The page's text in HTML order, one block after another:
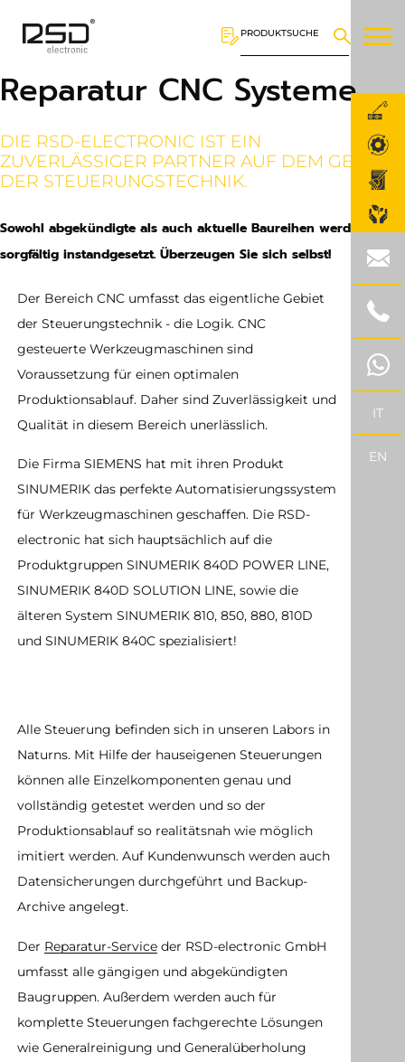
PRODUKTSUCHE
IT
EN
Reparatur CNC Systeme
DIE RSD-ELECTRONIC IST EIN
ZUVERLÄSSIGER PARTNER AUF DEM GEBIET
DER STEUERUNGSTECHNIK.
Sowohl abgekündigte als auch aktuelle Baureihen werden
sorgfältig instandgesetzt. Überzeugen Sie sich selbst!
Der Bereich CNC umfasst das eigentliche Gebiet
der Steuerungstechnik - die Logik. CNC
gesteuerte Werkzeugmaschinen sind
Voraussetzung für einen optimalen
Produktionsablauf. Daher sind Zuverlässigkeit und
Qualität in diesem Bereich unerlässlich.
Die Firma SIEMENS hat mit ihren Produkt
SINUMERIK das perfekte Automatisierungssystem
für Werkzeugmaschinen geschaffen. Die RSD-
electronic hat sich hauptsächlich auf die
Produktgruppen SINUMERIK 840D POWER LINE,
SINUMERIK 840D SOLUTION LINE, sowie die
älteren System SINUMERIK 810, 850, 880, 810D
und SINUMERIK 840C spezialisiert!
Alle Steuerung befinden sich in unseren Labors in
Naturns. Mit Hilfe der hauseigenen Steuerungen
können alle Einzelkomponenten genau und
vollständig getestet werden und so der
Produktionsablauf so realitätsnah wie möglich
imitiert werden. Auf Kundenwunsch werden auch
Datensicherungen durchgeführt und Backup-
Archive angelegt.
Der Reparatur-Serviceder RSD-electronic GmbH
umfasst alle gängigen und abgekündigten
Baugruppen. Außerdem werden auch für
komplette Steuerungen fachgerechte Lösungen
wie Generalreinigung und Generalüberholung